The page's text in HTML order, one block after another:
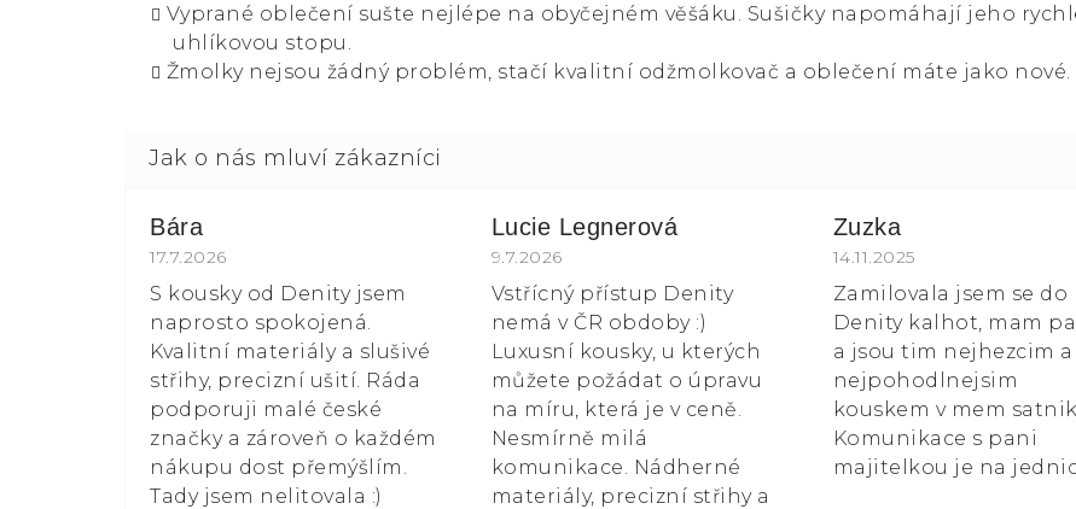
Vyprané oblečení sušte nejlépe na obyčejném věšáku. Sušičky napomáhají jeho
uhlíkovou stopu.
Žmolky nejsou žádný problém, stačí kvalitní odžmolkovač a oblečení máte jako nové.
Bára
Hodnocení obchodu je 5 z 5 hvězdiček.
17.7.2026
S kousky od Denity jsem
naprosto spokojená.
Kvalitní materiály a slušivé
střihy, precizní ušití. Ráda
podporuji malé české
značky a zároveň o každém
nákupu dost přemýšlím.
Tady jsem nelitovala :)
Lucie Legnerová
Hodnocení obchodu je 5 z 5 hvězdiček.
9.7.2026
Vstřícný přístup Denity
nemá v ČR obdoby :)
Luxusní kousky, u kterých
můžete požádat o úpravu
na míru, která je v ceně.
Nesmírně milá
komunikace. Nádherné
materiály, precizní střihy a
Zuzka
Hodnocení obchodu je
14.11.2025
Zamilovala jsem se do
Denity kalhot, mam
a jsou tim nejhezcim a
nejpohodlnejsim
kouskem v mem
Komunikace s pani
majitelkou je na